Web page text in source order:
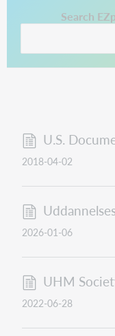
Search
Questo
U.S.
2018-04-02
2026-01-06
UHM
2022-06-28